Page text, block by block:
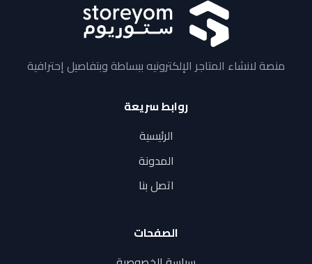
منصة لانشاء المتاجر الإلكترونيه ببساطة وبتفاصيل إحترافية
روابط سريعة
الرئيسية
المدونة
اتصل بنا
الصفحات